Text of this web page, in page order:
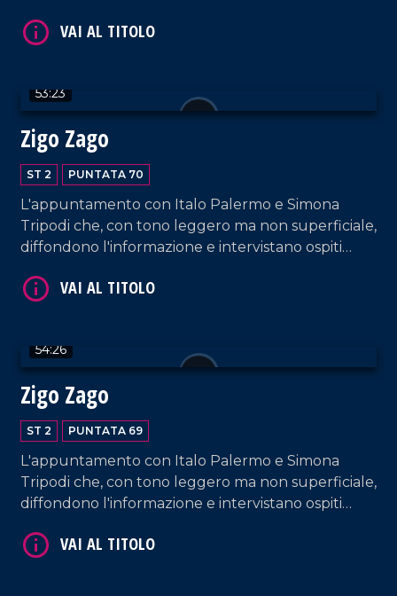
Lamezia Terme.
53:23
Zigo Zago
ST 2 PUNTATA 70
L'appuntamento con Italo Palermo e Simona
Tripodi che, con tono leggero ma non superficiale,
diffondono l'informazione e intervistano ospiti
Lamezia Terme.
54:26
Zigo Zago
ST 2 PUNTATA 69
L'appuntamento con Italo Palermo e Simona
Tripodi che, con tono leggero ma non superficiale,
diffondono l'informazione e intervistano ospiti
Lamezia Terme.
VAI AL TITOLO
VAI AL TITOLO
VAI AL TITOLO